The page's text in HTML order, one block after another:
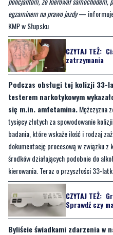
CZYTAJ TEŻ:
Podczas obsługi tej kolizji 33-
testerem narkotykowym
się m.in. amfetamina.Mężczyzna
tysięcy złotych za spowodowanie
badania, które wskaże ilość i rodzaj
dokumentację procesową w związku z
środków działających podobnie do
kierowania. Teraz o przyszłości 33-
CZYTAJ TEŻ:
Sprawdź czy
Byliście świadkami zdarzenia w
nasza redakcja zajęła się jakimś
sygnały i informacje. Można
pośrednictwemstrony